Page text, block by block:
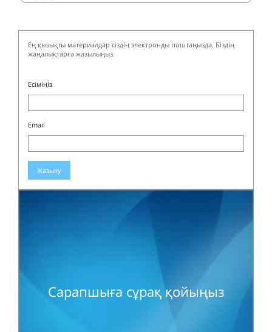
Ең қызықты материалдар сіздің электронды поштаңызда. Біздің
жаңалықтарға жазылыңыз.
Есіміңіз
Email
Жазылу
Сарапшыға сұрақ қойыңыз